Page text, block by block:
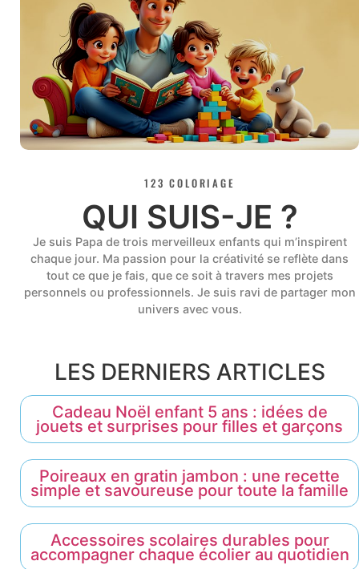
123 COLORIAGE
QUI SUIS-JE ?
Je suis Papa de trois merveilleux enfants qui m’inspirent
chaque jour. Ma passion pour la créativité se reflète dans
tout ce que je fais, que ce soit à travers mes projets
personnels ou professionnels. Je suis ravi de partager mon
univers avec vous.
LES DERNIERS ARTICLES
Cadeau Noël enfant 5 ans : idées de
jouets et surprises pour filles et garçons
Poireaux en gratin jambon : une recette
simple et savoureuse pour toute la famille
Accessoires scolaires durables pour
accompagner chaque écolier au quotidien